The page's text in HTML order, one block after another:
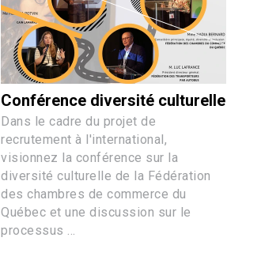
Conférence diversité culturelle
Dans le cadre du projet de
recrutement à l'international,
visionnez la conférence sur la
diversité culturelle de la Fédération
des chambres de commerce du
Québec et une discussion sur le
processus ...